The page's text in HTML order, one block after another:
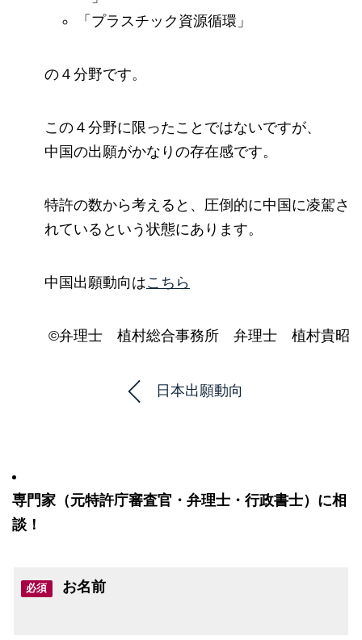
「プラスチック資源循環」
の４分野です。
この４分野に限ったことではないですが、
中国の出願がかなりの存在感です。
特許の数から考えると、圧倒的に中国に凌駕さ
れているという状態にあります。
中国出願動向はこちら
©弁理士 植村総合事務所 弁理士 植村貴昭
日本出願動向
専門家（元特許庁審査官・弁理士・行政書士）に相
談！
必須 お名前